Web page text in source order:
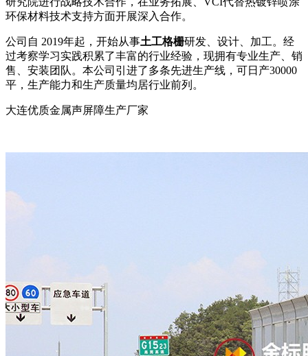
环保材料技术支持方面开展深入合作。
公司自 2019年起，开始从事土工格栅研发、设计、加工。经
过考察学习实践积累了丰富的行业经验，现拥有专业生产、销
售、安装团队。本公司引进了多条先进生产线，可日产30000
平，生产能力和生产质量均居行业前列。
大连优质金属声屏障生产厂家